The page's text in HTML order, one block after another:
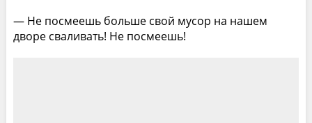
— Не посмеешь больше свой мусор на нашем
дворе сваливать! Не посмеешь!